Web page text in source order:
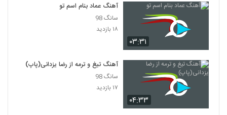
6581
۳۰۲ بازدید
آهنگ یه دل سیر از وحید عیوضی(پاپ)
۲۴۵ بازدید
دانلود آهنگ سرنوشت از رامین روزبه
۰۳:۳۱
آهنگ عماد بنام اسم تو
سانگ 98
۱۸ بازدید
۰۴:۳۳
آهنگ تیغ و ترمه از رضا یزدانی(پاپ)
سانگ 98
۱۷ بازدید